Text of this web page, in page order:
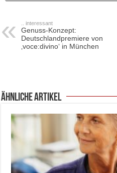
.. interessant
Genuss-Konzept:
Deutschlandpremiere von
‚voce:divino‘ in München
ähnliche Artikel